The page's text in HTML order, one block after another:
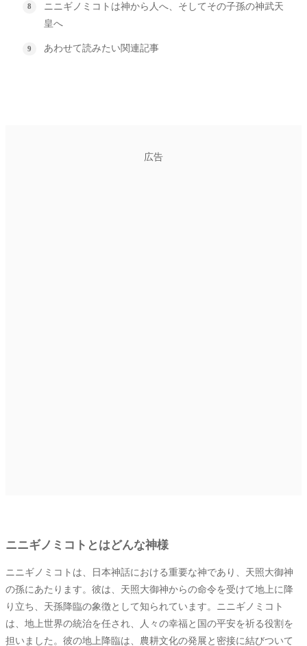
ニニギノミコトは神から人へ、そしてその子孫の神武天
皇へ
あわせて読みたい関連記事
広告
ニニギノミコトとはどんな神様
ニニギノミコトは、日本神話における重要な神であり、天照大御神
の孫にあたります。彼は、天照大御神からの命令を受けて地上に降
り立ち、天孫降臨の象徴として知られています。ニニギノミコト
は、地上世界の統治を任され、人々の幸福と国の平安を祈る役割を
担いました。彼の地上降臨は、農耕文化の発展と密接に結びついて